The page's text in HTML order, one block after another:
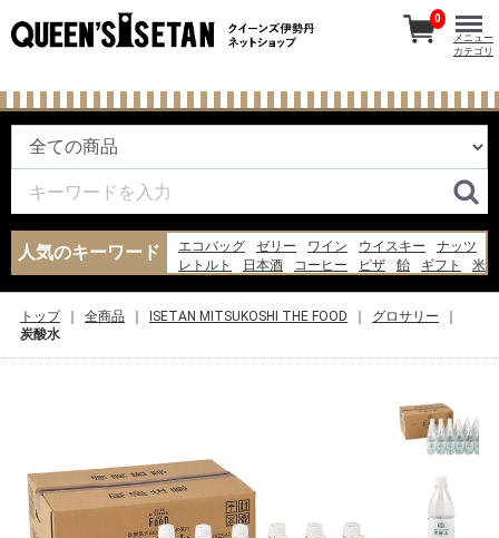
人気のキーワード エコバッグ ゼリー ワイン ウイスキー
ナッツ
レトルト
日本酒 コーヒー ピザ 飴 ギフト
米
0
メニュー
カテゴリ
トップ 全商品 ISETAN MITSUKOSHI THE FOOD
グロサリー
炭酸水